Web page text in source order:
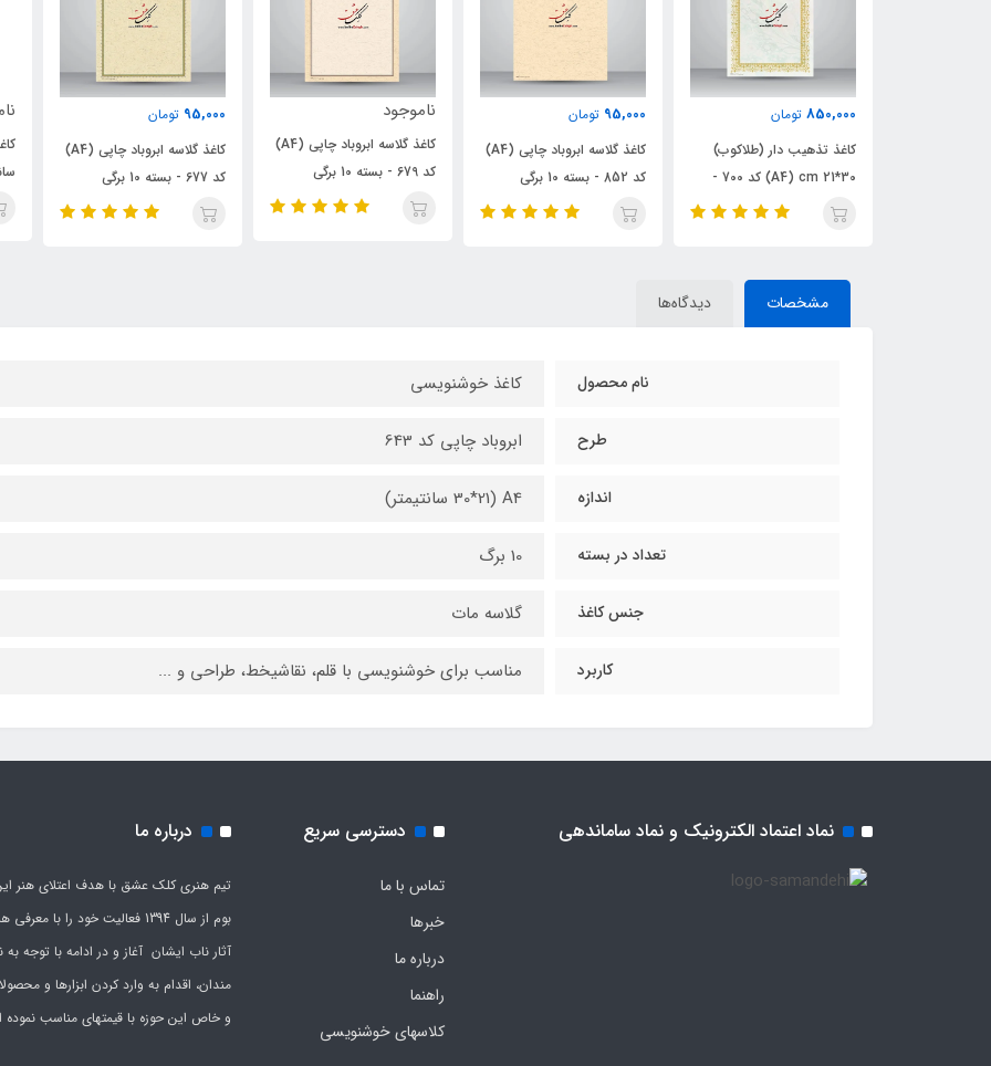
95,000 تومان
کد 852 - بسته 10 برگی
ناموجود
کد 679 - بسته 10 برگی
95,000
کد 677 - بسته 10 برگی
ناموجود
مشخصات دیدگاه‌ها
نام محصول کاغذ خوشنویسی
طرح ابروباد چاپی کد 643
اندازه A4 (30*21 سانتیمتر)
تعداد در بسته 10 برگ
جنس کاغذ گلاسه مات
کاربرد مناسب برای خوشنویسی با قلم، نقاشیخط، طراحی و ...
نماد اعتماد الکترونیک و نماد ساماندهی دسترسی سریع
تماس با ما
خبرها
درباره ما
راهنما
کلاسهای خوشنویسی
درباره ما
تیم هنری کلک عشق با هدف اعتلای هنر
بوم از سال 1394 فعالیت خود را با
آثار ناب ایشان آغاز و در ادامه با توجه به
مندان، اقدام به وارد کردن ابزارها و
و خاص این حوزه با قیمتهای مناسب